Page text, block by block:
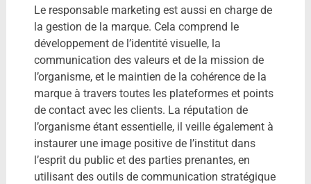
Le responsable marketing est aussi en charge de
la gestion de la marque. Cela comprend le
développement de l’identité visuelle, la
communication des valeurs et de la mission de
l’organisme, et le maintien de la cohérence de la
marque à travers toutes les plateformes et points
de contact avec les clients. La réputation de
l’organisme étant essentielle, il veille également à
instaurer une image positive de l’institut dans
l’esprit du public et des parties prenantes, en
utilisant des outils de communication stratégique